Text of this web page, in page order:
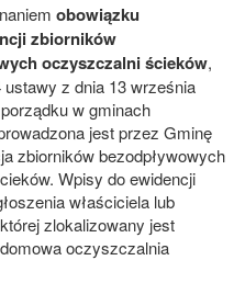
obowiązku
zbiorników
oczyszczalni ścieków,
z dnia 13 września
w gminach
jest przez Gminę
zbiorników bezodpływowych
Wpisy do ewidencji
właściciela lub
zlokalizowany jest
oczyszczalnia